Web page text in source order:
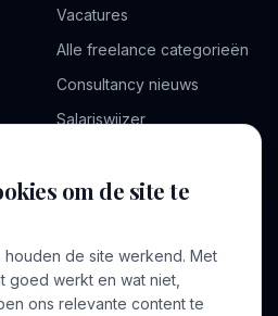
Vacatures
Alle freelance categorieën
Consultancy nieuws
Salariswijzer
Profiel aanmaken
om de site te
de site werkend. Met
goed werkt en wat niet,
ons relevante content te